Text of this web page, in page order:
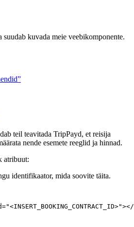
suudab kuvada meie veebikomponente.
teil teavitada TripPayd, et reisija
nende esemete reeglid ja hinnad.
atribuut:
identifikaator, mida soovite täita.
="<INSERT_BOOKING_CONTRACT_ID>"></